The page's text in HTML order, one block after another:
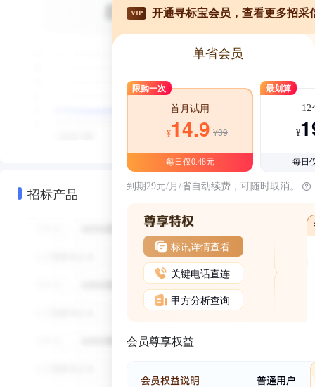
招标产品
VIP 开通寻标宝会员，查看更多招采
单省会员
限购一次
首月试用
¥14.9 ¥39
每日仅0.48元
最划算
12
¥
每日
到期29元/月/省自动续费，可随时取消。
标讯详情查看
关键电话直连
甲方分析查询
会员尊享权益